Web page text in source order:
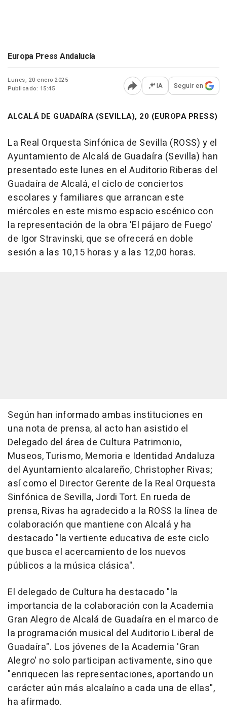
Europa Press Andalucía
Lunes, 20 enero 2025
Publicado: 15:45
Abrir opciones para
IA Seguir en
ALCALÁ DE GUADAÍRA (SEVILLA), 20 (EUROPA PRESS)
La Real Orquesta Sinfónica de Sevilla (ROSS) y el
Ayuntamiento de Alcalá de Guadaíra (Sevilla) han
presentado este lunes en el Auditorio Riberas del
Guadaíra de Alcalá, el ciclo de conciertos
escolares y familiares que arrancan este
miércoles en este mismo espacio escénico con
la representación de la obra 'El pájaro de Fuego'
de Igor Stravinski, que se ofrecerá en doble
sesión a las 10,15 horas y a las 12,00 horas.
Según han informado ambas instituciones en
una nota de prensa, al acto han asistido el
Delegado del área de Cultura Patrimonio,
Museos, Turismo, Memoria e Identidad Andaluza
del Ayuntamiento alcalareño, Christopher Rivas;
así como el Director Gerente de la Real Orquesta
Sinfónica de Sevilla, Jordi Tort. En rueda de
prensa, Rivas ha agradecido a la ROSS la línea de
colaboración que mantiene con Alcalá y ha
destacado "la vertiente educativa de este ciclo
que busca el acercamiento de los nuevos
públicos a la música clásica".
El delegado de Cultura ha destacado "la
importancia de la colaboración con la Academia
Gran Alegro de Alcalá de Guadaíra en el marco de
la programación musical del Auditorio Liberal de
Guadaíra". Los jóvenes de la Academia 'Gran
Alegro' no solo participan activamente, sino que
"enriquecen las representaciones, aportando un
carácter aún más alcalaíno a cada una de ellas",
ha afirmado.